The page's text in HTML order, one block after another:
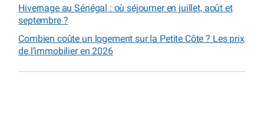
Hivernage au Sénégal : où séjourner en juillet, août et
septembre ?
Combien coûte un logement sur la Petite Côte ? Les prix
de l’immobilier en 2026